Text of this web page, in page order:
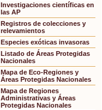
Investigaciones científicas en
las AP
Registros de colecciones y
relevamientos
Especies exóticas invasoras
Listado de Áreas Protegidas
Nacionales
Mapa de Eco-Regiones y
Áreas Protegidas Nacionales
Mapa de Regiones
Administrativas y Áreas
Protegidas Nacionales